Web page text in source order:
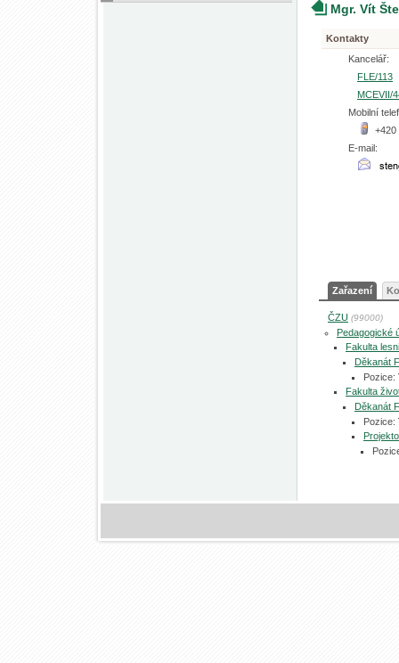
Mgr. Vít
Kontakty
Kancelář:
FLE/113
MCEVII/
Mobilní
+420
E-mail:
Zařazení
ČZU (99000)
Pedagogické
Fakulta
Děkanát
Pozice:
Fakulta
Děkanát
Pozice: